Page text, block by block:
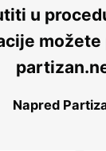
u
možete
Napred